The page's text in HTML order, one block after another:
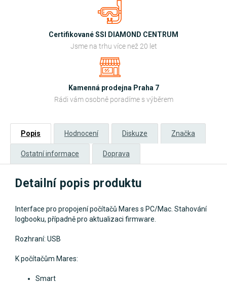
Certifikované SSI DIAMOND CENTRUM
Jsme na trhu více než 20 let
Kamenná prodejna Praha 7
Rádi vám osobně poradíme s výběrem
Popis Hodnocení Diskuze Značka
Ostatní informace Doprava
Detailní popis produktu
Interface pro propojení počítačů Mares s PC/Mac. Stahování
logbooku, případně pro aktualizaci firmware.
Rozhraní: USB
K počítačům Mares:
Smart